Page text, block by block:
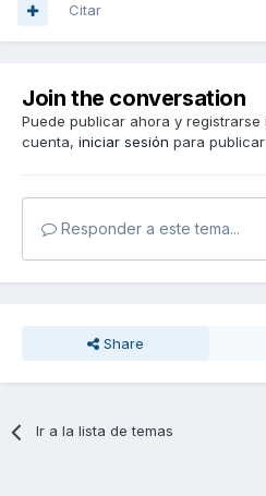
Citar
Join the conversation
Puede publicar ahora y registrarse
cuenta, iniciar sesión para
Responder a este tema...
Share
Ir a la lista de temas